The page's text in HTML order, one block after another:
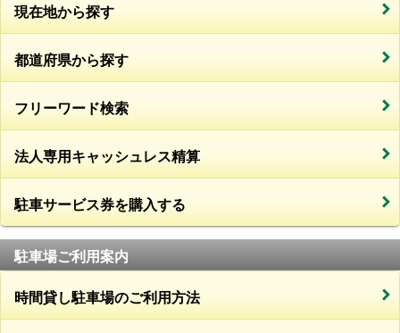
現在地から探す
都道府県から探す
フリーワード検索
法人専用キャッシュレス精算
駐車サービス券を購入する
駐車場ご利用案内
時間貸し駐車場のご利用方法